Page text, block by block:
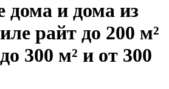
дома и дома из
райт до 200 м²
300 м² и от 300